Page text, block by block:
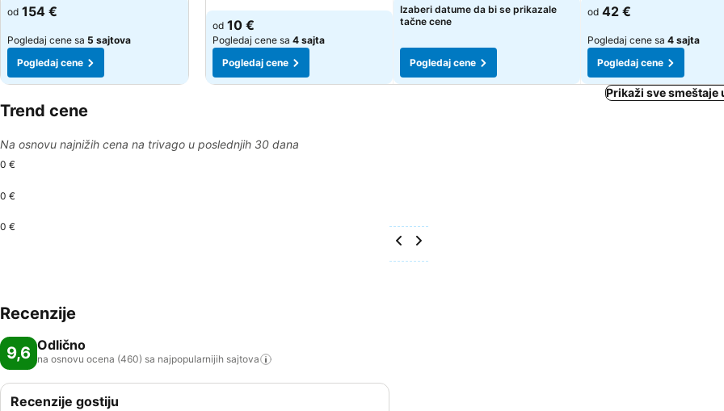
Pogledaj cene
od 154 €
Pogledaj cene sa 5 sajtova
Pogledaj cene
Pogledaj cene
od 10 €
Pogledaj cene sa 4 sajta
Pogledaj cene
Pogledaj cene
Izaberi datume da bi se prikazale
tačne cene
Pogledaj cene
Pogledaj cene
od 42 €
Pogledaj cene sa 4 sajta
Pogledaj cene
Prikaži sve smeštaje
Trend cene
Na osnovu najnižih cena na trivago u poslednjih 30 dana
0 €
0 €
0 €
Recenzije
9,6 Odlično
na osnovu ocena (460) sa najpopularnijih sajtova
Recenzije gostiju